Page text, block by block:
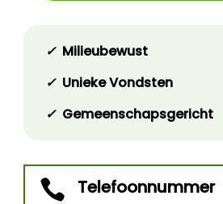
✓Milieubewust
✓Unieke Vondsten
✓Gemeenschapsgericht
 Telefoonnummer